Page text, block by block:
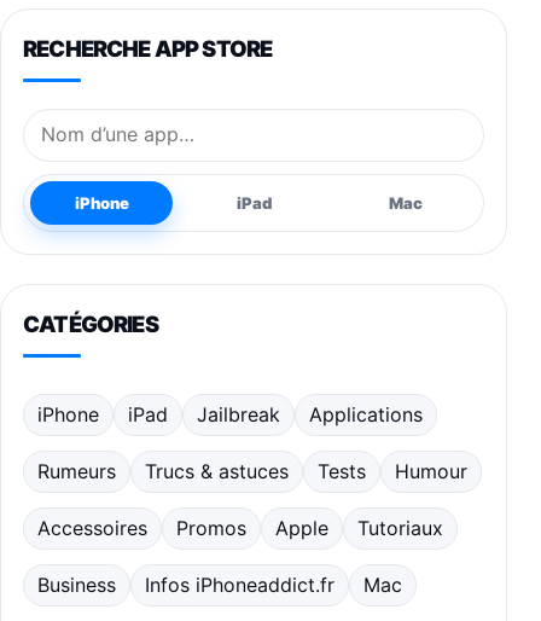
RECHERCHE APP STORE
Nom de l’application
iPhone iPad Mac
CATÉGORIES
iPhone iPad Jailbreak Applications
Rumeurs Trucs & astuces Tests Humour
Accessoires Promos Apple Tutoriaux
Business Infos iPhoneaddict.fr Mac